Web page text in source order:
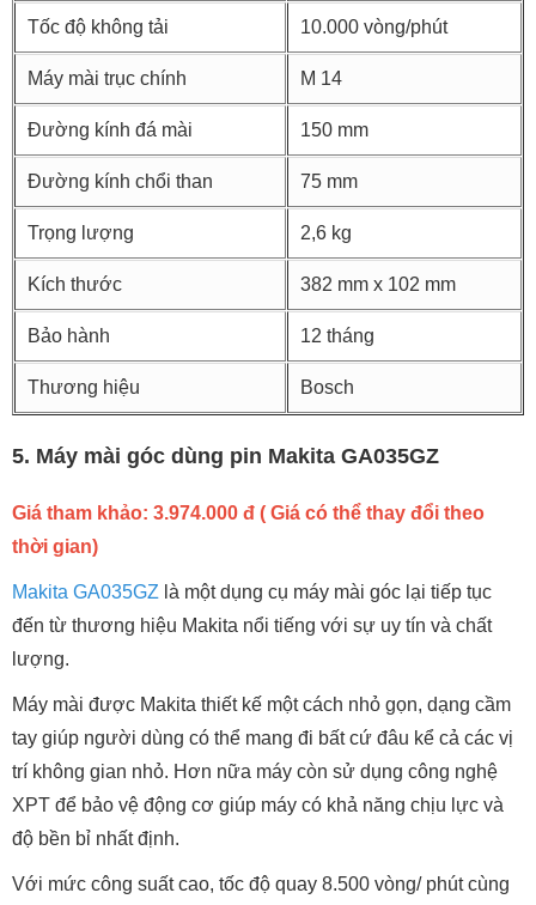
Tốc độ không tải 10.000 vòng/phút
Máy mài trục chính M 14
Đường kính đá mài 150 mm
Đường kính chổi than 75 mm
Trọng lượng 2,6 kg
Kích thước 382 mm x 102 mm
Bảo hành 12 tháng
Thương hiệu Bosch
5. Máy mài góc dùng pin Makita GA035GZ
Giá tham khảo: 3.974.000 đ ( Giá có thể thay đổi theo
thời gian)
Makita GA035GZ là một dụng cụ máy mài góc lại tiếp tục
đến từ thương hiệu Makita nổi tiếng với sự uy tín và chất
lượng.
Máy mài được Makita thiết kế một cách nhỏ gọn, dạng cầm
tay giúp người dùng có thể mang đi bất cứ đâu kể cả các vị
trí không gian nhỏ. Hơn nữa máy còn sử dụng công nghệ
XPT để bảo vệ động cơ giúp máy có khả năng chịu lực và
độ bền bỉ nhất định.
Với mức công suất cao, tốc độ quay 8.500 vòng/ phút cùng